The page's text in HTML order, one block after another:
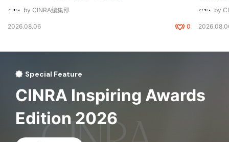
by CINRA編集部
2026.08.06 0
by
Special Feature
CINRA Inspiring Awards
Edition 2026